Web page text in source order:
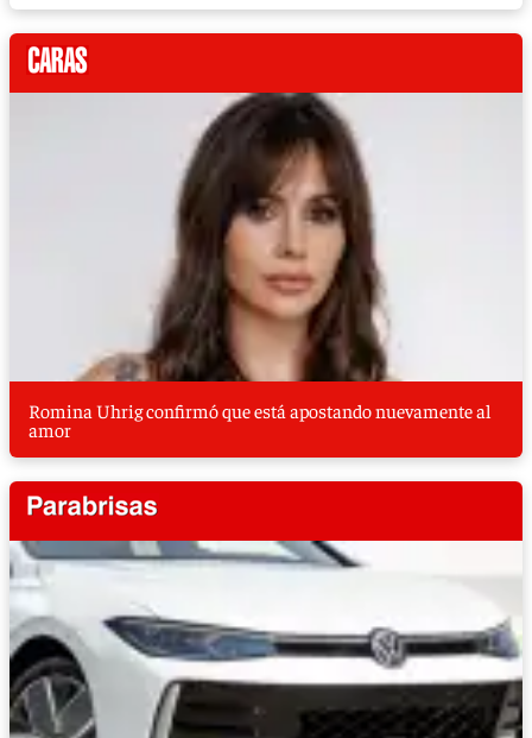
Romina Uhrig confirmó que está apostando nuevamente al
amor